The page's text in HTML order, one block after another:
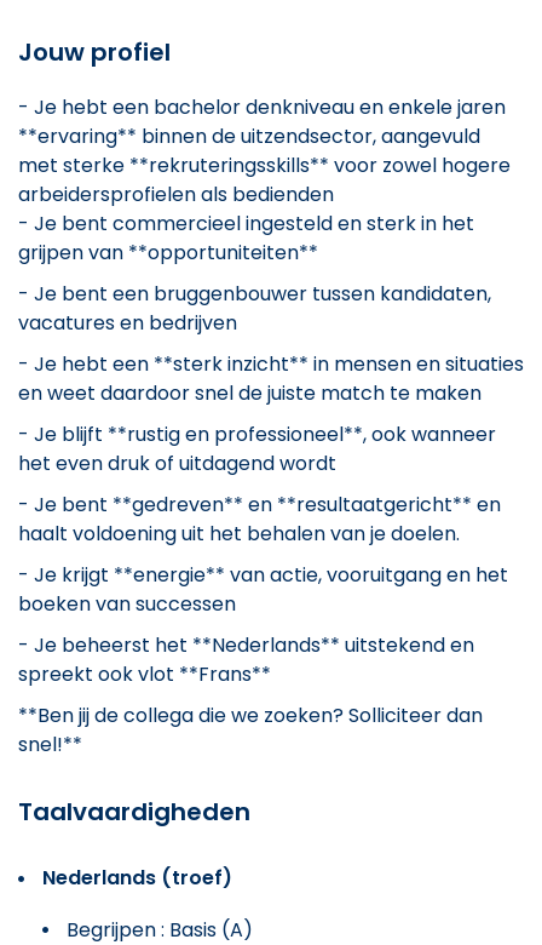
Jouw profiel
- Je hebt een bachelor denkniveau en enkele jaren
**ervaring** binnen de uitzendsector, aangevuld
met sterke **rekruteringsskills** voor zowel hogere
arbeidersprofielen als bedienden
- Je bent commercieel ingesteld en sterk in het
grijpen van **opportuniteiten**
- Je bent een bruggenbouwer tussen kandidaten,
vacatures en bedrijven
- Je hebt een **sterk inzicht** in mensen en situaties
en weet daardoor snel de juiste match te maken
- Je blijft **rustig en professioneel**, ook wanneer
het even druk of uitdagend wordt
- Je bent **gedreven** en **resultaatgericht** en
haalt voldoening uit het behalen van je doelen.
- Je krijgt **energie** van actie, vooruitgang en het
boeken van successen
- Je beheerst het **Nederlands** uitstekend en
spreekt ook vlot **Frans**
**Ben jij de collega die we zoeken? Solliciteer dan
snel!**
Taalvaardigheden
Nederlands (troef)
Begrijpen : Basis (A)